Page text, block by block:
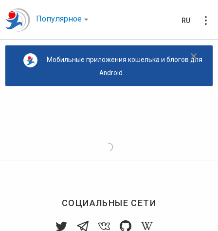
Популярное RU
×
Мобильные приложения кошелька и блогов для
Android...
СОЦИАЛЬНЫЕ СЕТИ